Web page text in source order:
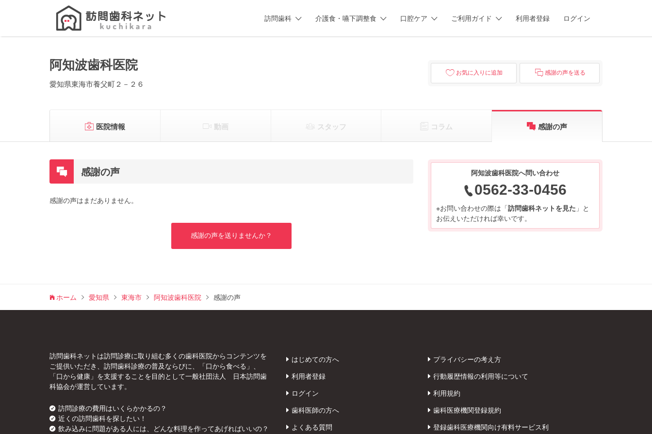
訪問歯科 介護食・嚥下調整食 口腔ケア ご利用ガイド 利用者登録 ログイン
Search
阿知波歯科医院
愛知県東海市養父町２－２６
お気に入りに追加 感謝の声を送る
医院情報 動画 スタッフ コラム 感謝の声
感謝の声
感謝の声はまだありません。
感謝の声を送りませんか？
阿知波歯科医院へ問い合わせ
0562-33-0456
※お問い合わせの際は「訪問歯科ネットを見た 」と
お伝えいただければ幸いです。
ホーム 愛知県 東海市 阿知波歯科医院 感謝の声
訪問歯科ネットは訪問診療に取り組む多くの歯科医院からコンテンツを
ご提供いただき、訪問歯科診療の普及ならびに、「口から食べる」、
「口から健康」を支援することを目的として一般社団法人 日本訪問歯
科協会が運営しています。
訪問診療の費用はいくらかかるの？
近くの訪問歯科を探したい！
飲み込みに問題がある人には、どんな料理を作ってあげればいいの？
はじめての方へ
利用者登録
ログイン
歯科医師の方へ
よくある質問
プライバシーの考え方
行動履歴情報の利用等について
利用規約
歯科医療機関登録規約
登録歯科医療機関向け有料サービス利